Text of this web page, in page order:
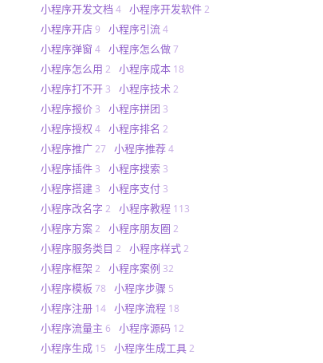
小程序开发文档 4 小程序开发软件 2
小程序开店 9 小程序引流 4
小程序弹窗 4 小程序怎么做 7
小程序怎么用 2 小程序成本 18
小程序打不开 3 小程序技术 2
小程序报价 3 小程序拼团 3
小程序授权 4 小程序排名 2
小程序推广 27 小程序推荐 4
小程序插件 3 小程序搜索 3
小程序搭建 3 小程序支付 3
小程序改名字 2 小程序教程 113
小程序方案 2 小程序朋友圈 2
小程序服务类目 2 小程序样式 2
小程序框架 2 小程序案例 32
小程序模板 78 小程序步骤 5
小程序注册 14 小程序流程 18
小程序流量主 6 小程序源码 12
小程序生成 15 小程序生成工具 2